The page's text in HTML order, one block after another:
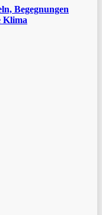
Begegnungen
Klima